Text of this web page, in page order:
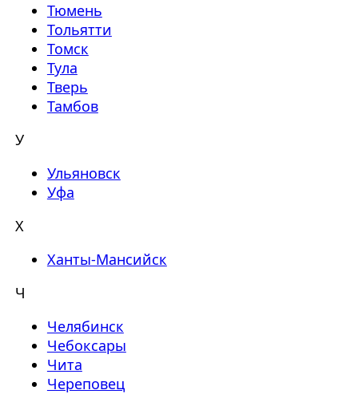
Тюмень
Тольятти
Томск
Тула
Тверь
Тамбов
У
Ульяновск
Уфа
Х
Ханты-Мансийск
Ч
Челябинск
Чебоксары
Чита
Череповец